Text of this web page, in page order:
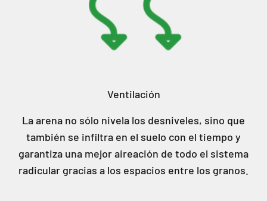
Ventilación
La arena no sólo nivela los desniveles, sino que
también se infiltra en el suelo con el tiempo y
garantiza una mejor aireación de todo el sistema
radicular gracias a los espacios entre los granos.